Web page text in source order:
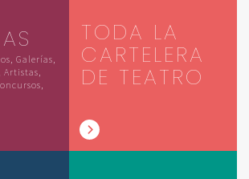
Galerías,
TODA LA
CARTELERA
DE TEATRO